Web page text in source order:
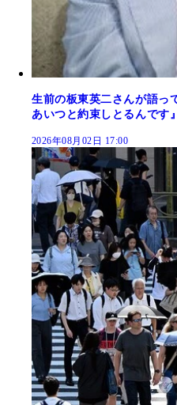
生前の板東英二さんが語っ
あいつと約束しとるんです』
2026年08月02日 17:00